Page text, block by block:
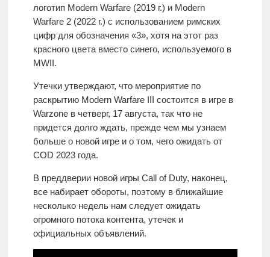
логотип Modern Warfare (2019 г.) и Modern
Warfare 2 (2022 г.) с использованием римских
цифр для обозначения «3», хотя на этот раз
красного цвета вместо синего, используемого в
MWII.
Утечки утверждают, что мероприятие по
раскрытию Modern Warfare III состоится в игре в
Warzone в четверг, 17 августа, так что не
придется долго ждать, прежде чем мы узнаем
больше о новой игре и о том, чего ожидать от
COD 2023 года.
В преддверии новой игры Call of Duty, наконец,
все набирает обороты, поэтому в ближайшие
несколько недель нам следует ожидать
огромного потока контента, утечек и
официальных объявлений.